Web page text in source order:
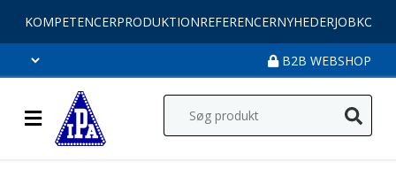
KOMPETENCERPRODUKTIONREFERENCERNYHEDERJOB
B2B WEBSHOP